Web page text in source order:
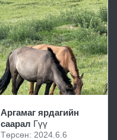
Аргамаг ярдагийн
саарал Гүү
Төрсөн: 2024.6.6